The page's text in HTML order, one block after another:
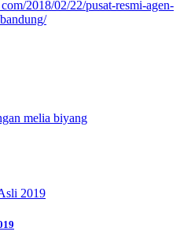
2018/02/22/pusat-resmi-agen-
melia biyang